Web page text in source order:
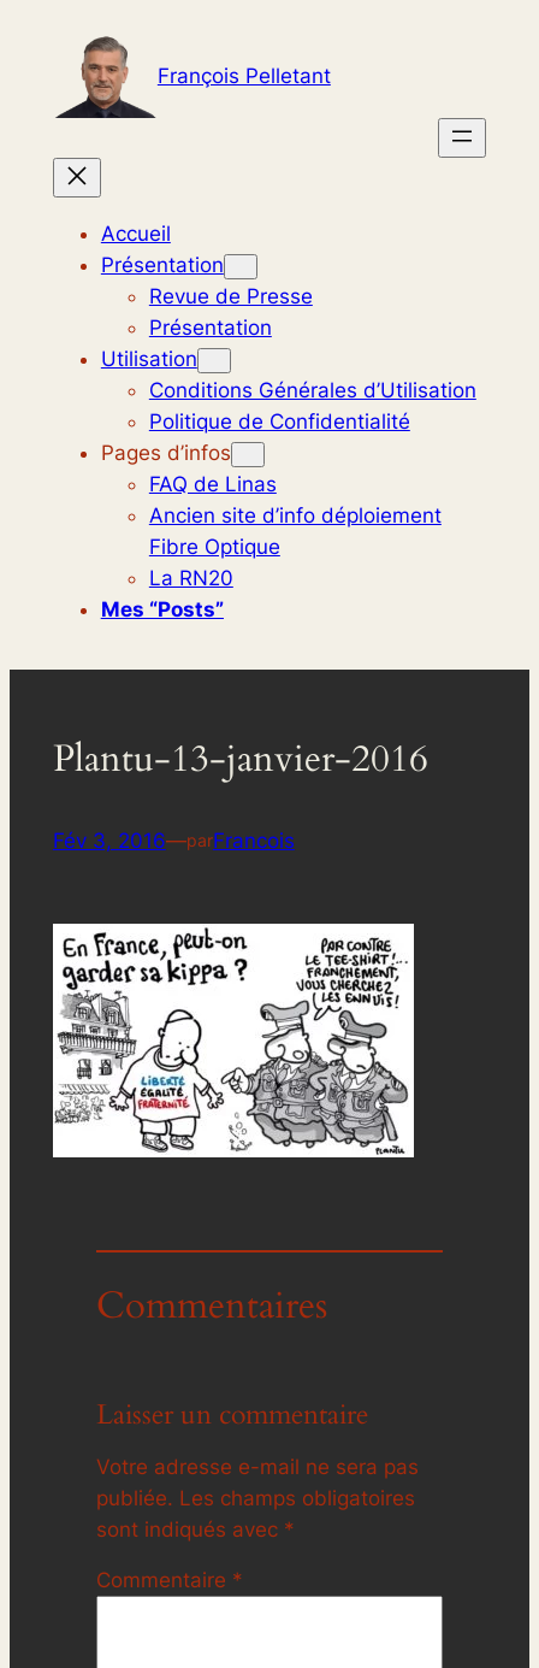
contenu
François Pelletant
Accueil
Présentation
Revue de Presse
Présentation
Utilisation
Conditions Générales d’Utilisation
Politique de Confidentialité
Pages d’infos
FAQ de Linas
Ancien site d’info déploiement
Fibre Optique
La RN20
Mes “posts”
Plantu-13-janvier-2016
Fév 3, 2016—parFrancois
Commentaires
Laisser un commentaire
Votre adresse e-mail ne sera pas
publiée. Les champs obligatoires
sont indiqués avec *
Commentaire *